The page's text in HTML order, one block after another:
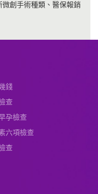
創手術種類、醫保報銷
錢
查
孕檢查
六項檢查
查